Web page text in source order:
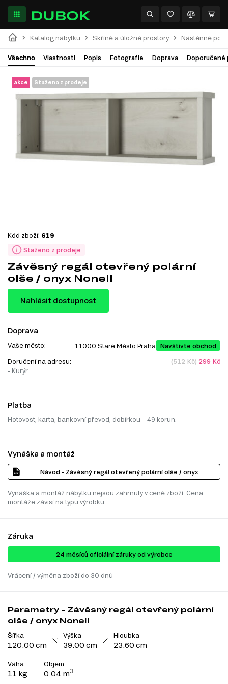
Katalog nábytku Skříně a úložné prostory Nástěnné
Všechno Vlastnosti Popis Fotografie Doprava Doporučené
akce Staženo z prodeje
Staženo z prodeje
Kód zboží: 619
Závěsný regál otevřený polární
olše / onyx Nonell
Nahlásit dostupnost
Doprava
Vaše město: 11000 Staré Město Praha Navštivte obchod
Doručení na adresu:
- Kurýr
(512 Kč) 299 Kč
Platba
Hotovost, karta, bankovní převod, dobírkou – 49 korun.
Vynáška a montáž
Návod - Závěsný regál otevřený polární olše / onyx
Vynáška a montáž nábytku nejsou zahrnuty v ceně zboží. Cena
montáže závisí na typu výrobku.
Záruka
24 ​​​​měsíců oficiální záruky od výrobce
Vrácení / výměna zboží do 30 dnů
Parametry - Závěsný regál otevřený polární
olše / onyx Nonell
Šířka
120.00 cm
Výška
39.00 cm
Hloubka
23.60 cm
Váha
11 kg
Objem
0.04 m3